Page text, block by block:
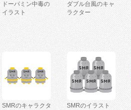
ドーパミン中毒の
イラスト
ダブル台風のキャ
ラクター
SMRのキャラクタ
SMRのイラスト